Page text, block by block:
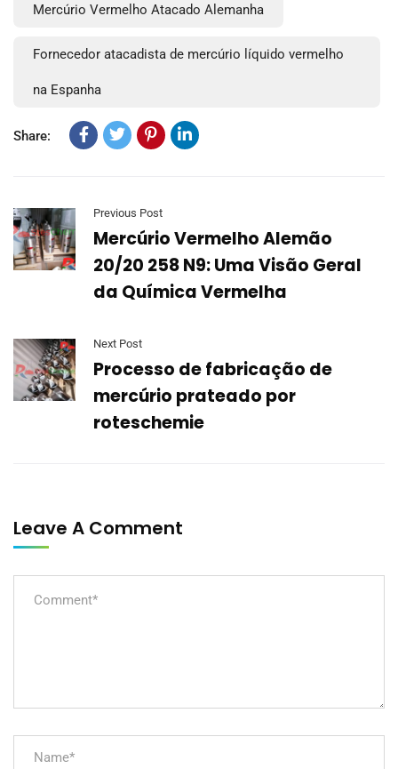
Mercúrio Vermelho Atacado Alemanha
Fornecedor atacadista de mercúrio líquido vermelho
na Espanha
Share:
Previous Post
Mercúrio Vermelho Alemão
20/20 258 N9: Uma Visão Geral
da Química Vermelha
Next Post
Processo de fabricação de
mercúrio prateado por
roteschemie
Leave A Comment